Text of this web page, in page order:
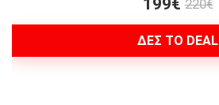
199€ 220€
ΔΕΣ ΤΟ DEAL